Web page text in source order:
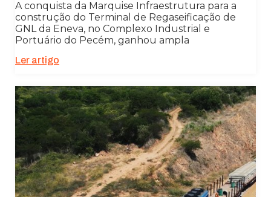
A conquista da Marquise Infraestrutura para a
construção do Terminal de Regaseificação de
GNL da Eneva, no Complexo Industrial e
Portuário do Pecém, ganhou ampla
Ler artigo
conteúdo e
ofertas
personalizadas.